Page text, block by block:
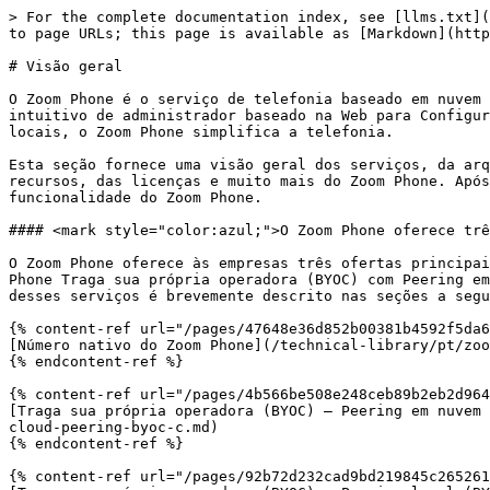
> For the complete documentation index, see [llms.txt](https://library.zoom.com/llms.txt). Markdown versions of documentation pages are available by appending `.md` to page URLs; this page is available as [Markdown](https://library.zoom.com/technical-library/pt/zoom-workplace/zoom-phone/zoom-phone-bluepaper/overview.md).

# Visão geral

O Zoom Phone é o serviço de telefonia baseado em nuvem do Zoom, projetado para atender às necessidades de telefonia de empresas de qualquer porte. Com um menu intuitivo de administrador baseado na Web para Configurações e políticas, além de uma arquitetura de serviço baseada em nuvem que substitui equipamentos legados locais, o Zoom Phone simplifica a telefonia.

Esta seção fornece uma visão geral dos serviços, da arquitetura, do design, dos requisitos de rede, dos padrões de segurança, dos dispositivos compatíveis, dos recursos, das licenças e muito mais do Zoom Phone. Após ler esta seção, você poderá obter uma compreensão de alto nível dos elementos fundamentais de design e da funcionalidade do Zoom Phone.

#### <mark style="color:azul;">O Zoom Phone oferece três ofertas principais de serviço: Nativo, Peering em nuvem BYOC e Peering local BYOC</mark>

O Zoom Phone oferece às empresas três ofertas principais de serviço para atender a diversas necessidades em todo o mundo: **Número nativo do Zoom Phone**, **Zoom Phone Traga sua própria operadora (BYOC) com Peering em nuvem (BYOC-C)**, e **Zoom Phone Traga sua própria operadora (BYOC) com Peering local (BYOC-P)**. Cada um desses serviços é brevemente descrito nas seções a seguir, com um resumo de rede disponível ao final da descrição de cada serviço.

{% content-ref url="/pages/47648e36d852b00381b4592f5da68f7764408199" %}
[Número nativo do Zoom Phone](/technical-library/pt/zoom-workplace/zoom-phone/zoom-phone-bluepaper/overview/zoom-phone-native.md)
{% endcontent-ref %}

{% content-ref url="/pages/4b566be508e248ceb89b2eb2d9646f31b039457e" %}
[Traga sua própria operadora (BYOC) – Peering em nuvem (BYOC-C)](/technical-library/pt/zoom-workplace/zoom-phone/zoom-phone-bluepaper/overview/bring-your-own-carrier-cloud-peering-byoc-c.md)
{% endcontent-ref %}

{% content-ref url="/pages/92b72d232cad9bd219845c26526158ff707ecc25" %}
[Traga sua própria operadora (BYOC) – Peering local (BYOC-P)](/technical-library/pt/zoom-workplace/zoom-phone/zoom-phone-bluepaper/overview/bring-your-own-carrier-premises-peering-byoc-p.md)
{% endcontent-ref %}

#### <mark style="color:azul;">O Zoom Phone foi projetado com uma arquitetura ativo-ativo para confiabilidade e resiliência</mark>

O Zoom Phone usa uma arquitetura ativo-ativo de primeira linha para fornecer um serviço telefônico confiável de nível empresarial. Os detalhes desse design são apresentados nas seções a seguir, com foco em zonas SIP específicas de datacenter e nos datacenters do Zoom em geral.

### Zonas SIP de datacenter do Zoom Phone

Em uma arquitetura ativo-ativo, resiliência e redundância são fundamentais. Cada datacenter do Zoom Phone possui duas zonas SIP idênticas e interconectadas, equipadas com hardware e serviços dedicados para resiliência e sustentabilidade independentes.

Durante as operações normais, um balanceador de carga distribui uniformemente as chamadas entre ambas as zonas